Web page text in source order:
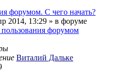
форумом. С чего начать?
2014, 13:29 » в форуме
форумом
Виталий Дальке